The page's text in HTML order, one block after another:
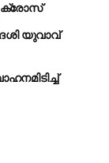
ക്രോസ്
യുവാവ്